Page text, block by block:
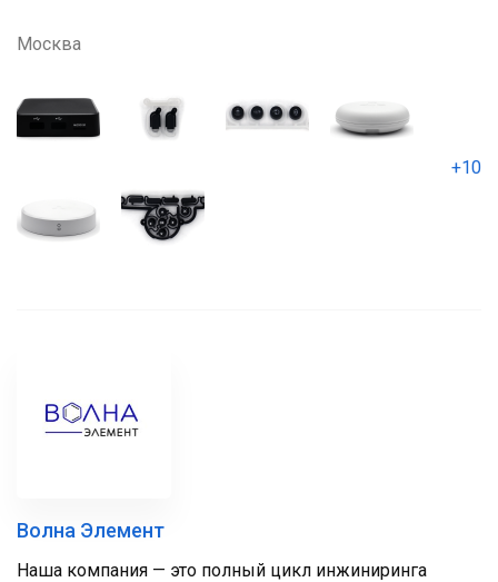
Москва
+10
Волна Элемент
Наша компания — это полный цикл инжиниринга